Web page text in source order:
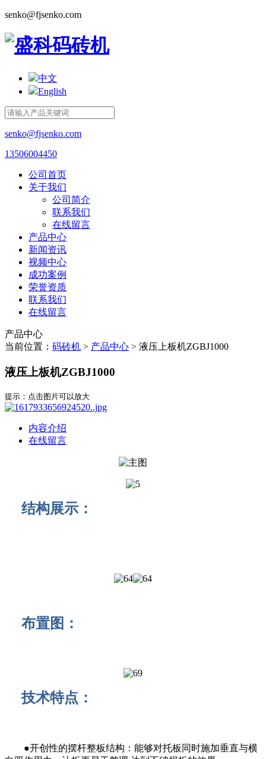
senko@fjsenko.com
中文
English
senko@fjsenko.com
13506004450
公司首页
关于我们
公司简介
联系我们
在线留言
产品中心
新闻资讯
视频中心
成功案例
荣誉资质
联系我们
在线留言
产品中心
当前位置： 码砖机 > 产品中心 > 液压上板机ZGBJ1000
液压上板机ZGBJ1000
提示：点击图片可以放大
内容介绍
在线留言
结构展示：
布置图：
技术特点：
●开创性的摆杆整板结构：能够对托板同时施加垂直与横